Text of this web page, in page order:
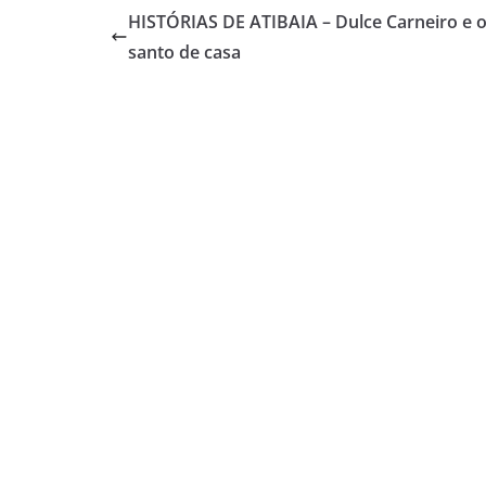
HISTÓRIAS DE ATIBAIA – Dulce Carneiro e o
santo de casa